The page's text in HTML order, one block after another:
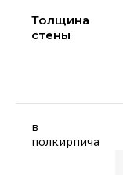
Толщина
стены
в
полкирпича